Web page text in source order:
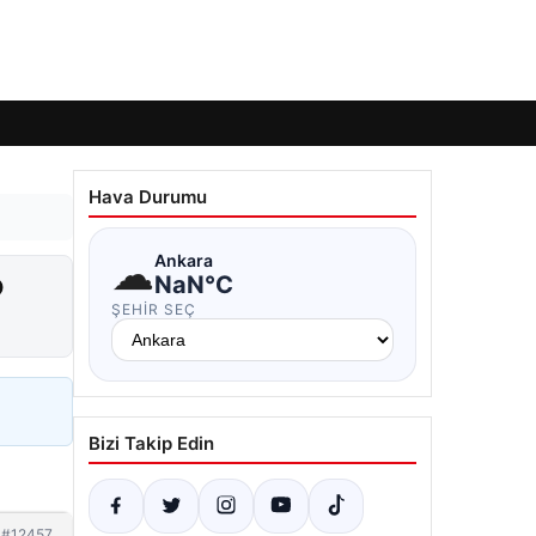
Hava Durumu
☁Ankara
NaN°C
ŞEHIR SEÇ
Bizi Takip Edin